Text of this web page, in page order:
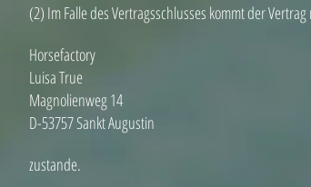
(2) Im Falle des Vertragsschlusses kommt der Vertrag
Horsefactory
Luisa True
Magnolienweg 14
D-53757 Sankt Augustin
zustande.